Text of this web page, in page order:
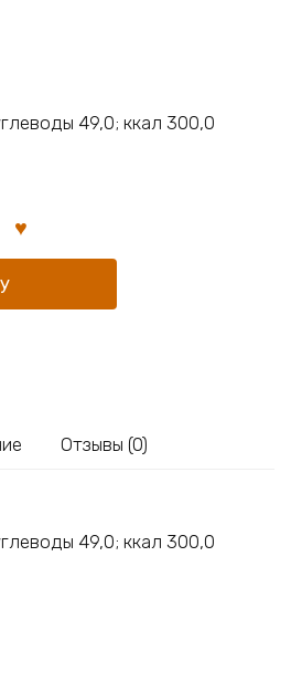
49,0; ккал 300,0
Отзывы (0)
49,0; ккал 300,0